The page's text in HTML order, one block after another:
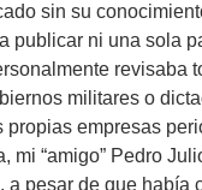
sin su
publicar ni una sola
revisaba
militares o
empresas
mi “amigo” Pedro
pesar de que había